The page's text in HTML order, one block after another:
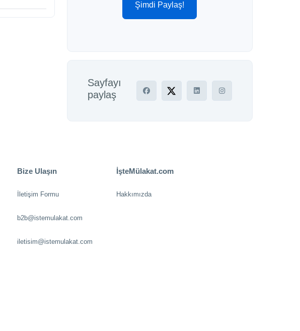
Şimdi Paylaş!
Sayfayı
paylaş
Bize Ulaşın
İletişim Formu
b2b@istemulakat.com
iletisim@istemulakat.com
İşteMülakat.com
Hakkımızda